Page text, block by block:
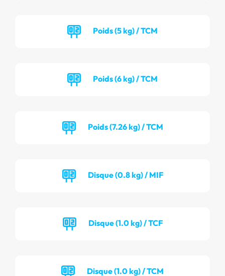
Poids (5 kg) / TCM
Poids (6 kg) / TCM
Poids (7.26 kg) / TCM
Disque (0.8 kg) / MIF
Disque (1.0 kg) / TCF
Disque (1.0 kg) / TCM